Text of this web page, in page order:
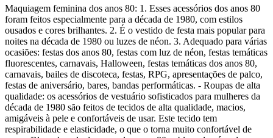
Maquiagem feminina dos anos 80: 1. Esses acessórios dos anos 80
foram feitos especialmente para a década de 1980, com estilos
ousados e cores brilhantes. 2. É o vestido de festa mais popular para
noites na década de 1980 ou luzes de néon. 3. Adequado para várias
ocasiões: festas dos anos 80, festas com luz de néon, festas temáticas
fluorescentes, carnavais, Halloween, festas temáticas dos anos 80,
carnavais, bailes de discoteca, festas, RPG, apresentações de palco,
festas de aniversário, bares, bandas performáticas. - Roupas de alta
qualidade: os acessórios de vestuário sofisticados para mulheres da
década de 1980 são feitos de tecidos de alta qualidade, macios,
amigáveis à pele e confortáveis de usar. Este tecido tem
respirabilidade e elasticidade, o que o torna muito confortável de